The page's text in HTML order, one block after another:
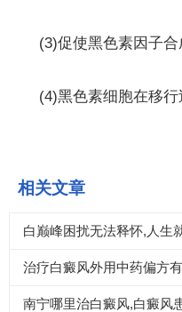
(3)促使黑色素因子合成
(4)黑色素细胞在移行过
相关文章
白巅峰困扰无法释怀,人生
治疗白癜风外用中药偏方
南宁哪里治白癜风,白癜风